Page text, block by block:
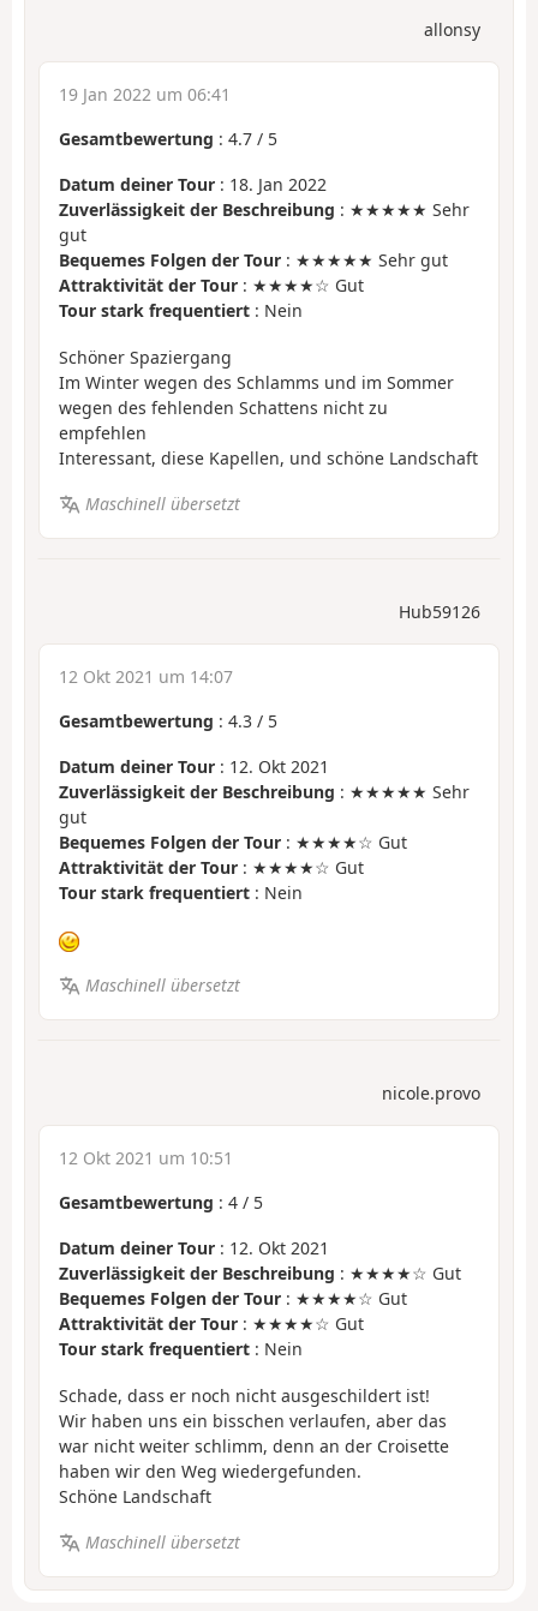
allonsy
19 Jan 2022 um 06:41
Gesamtbewertung : 4.7 / 5
Datum deiner Tour : 18. Jan 2022
Zuverlässigkeit der Beschreibung : ★★★★★ Sehr
gut
Bequemes Folgen der Tour : ★★★★★ Sehr gut
Attraktivität der Tour : ★★★★☆ Gut
Tour stark frequentiert : Nein
Schöner Spaziergang
Im Winter wegen des Schlamms und im Sommer
wegen des fehlenden Schattens nicht zu
empfehlen
Interessant, diese Kapellen, und schöne Landschaft
Maschinell übersetzt
Hub59126
12 Okt 2021 um 14:07
Gesamtbewertung : 4.3 / 5
Datum deiner Tour : 12. Okt 2021
Zuverlässigkeit der Beschreibung : ★★★★★ Sehr
gut
Bequemes Folgen der Tour : ★★★★☆ Gut
Attraktivität der Tour : ★★★★☆ Gut
Tour stark frequentiert : Nein
Maschinell übersetzt
nicole.provo
12 Okt 2021 um 10:51
Gesamtbewertung : 4 / 5
Datum deiner Tour : 12. Okt 2021
Zuverlässigkeit der Beschreibung : ★★★★☆ Gut
Bequemes Folgen der Tour : ★★★★☆ Gut
Attraktivität der Tour : ★★★★☆ Gut
Tour stark frequentiert : Nein
Schade, dass er noch nicht ausgeschildert ist!
Wir haben uns ein bisschen verlaufen, aber das
war nicht weiter schlimm, denn an der Croisette
haben wir den Weg wiedergefunden.
Schöne Landschaft
Maschinell übersetzt